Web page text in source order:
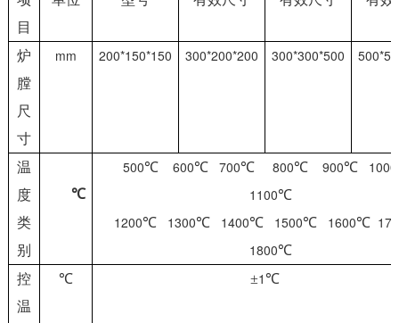
目
炉
膛
尺
寸
mm 200*150*150 300*200*200 300*300*500
温
度
类
别
℃
500℃ 600℃ 700℃ 800℃ 900℃ 1000
1100℃
1200℃ 1300℃ 1400℃ 1500℃ 1600℃
1800℃
控
温
℃ ±1 ℃